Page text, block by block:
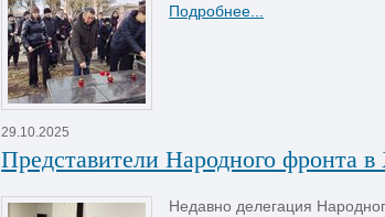
Подробнее...
29.10.2025
Представители Народного фронта
Недавно делегация